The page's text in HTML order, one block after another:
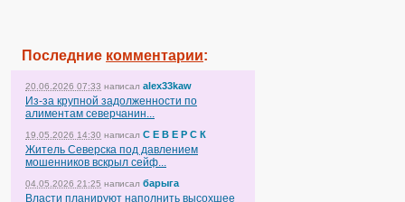
Последние комментарии:
20.06.2026 07:33 написал alex33kaw
Из-за крупной задолженности по
алиментам северчанин...
19.05.2026 14:30 написал С Е В Е Р С К
Житель Северска под давлением
мошенников вскрыл сейф...
04.05.2026 21:25 написал барыга
Власти планируют наполнить высохшее